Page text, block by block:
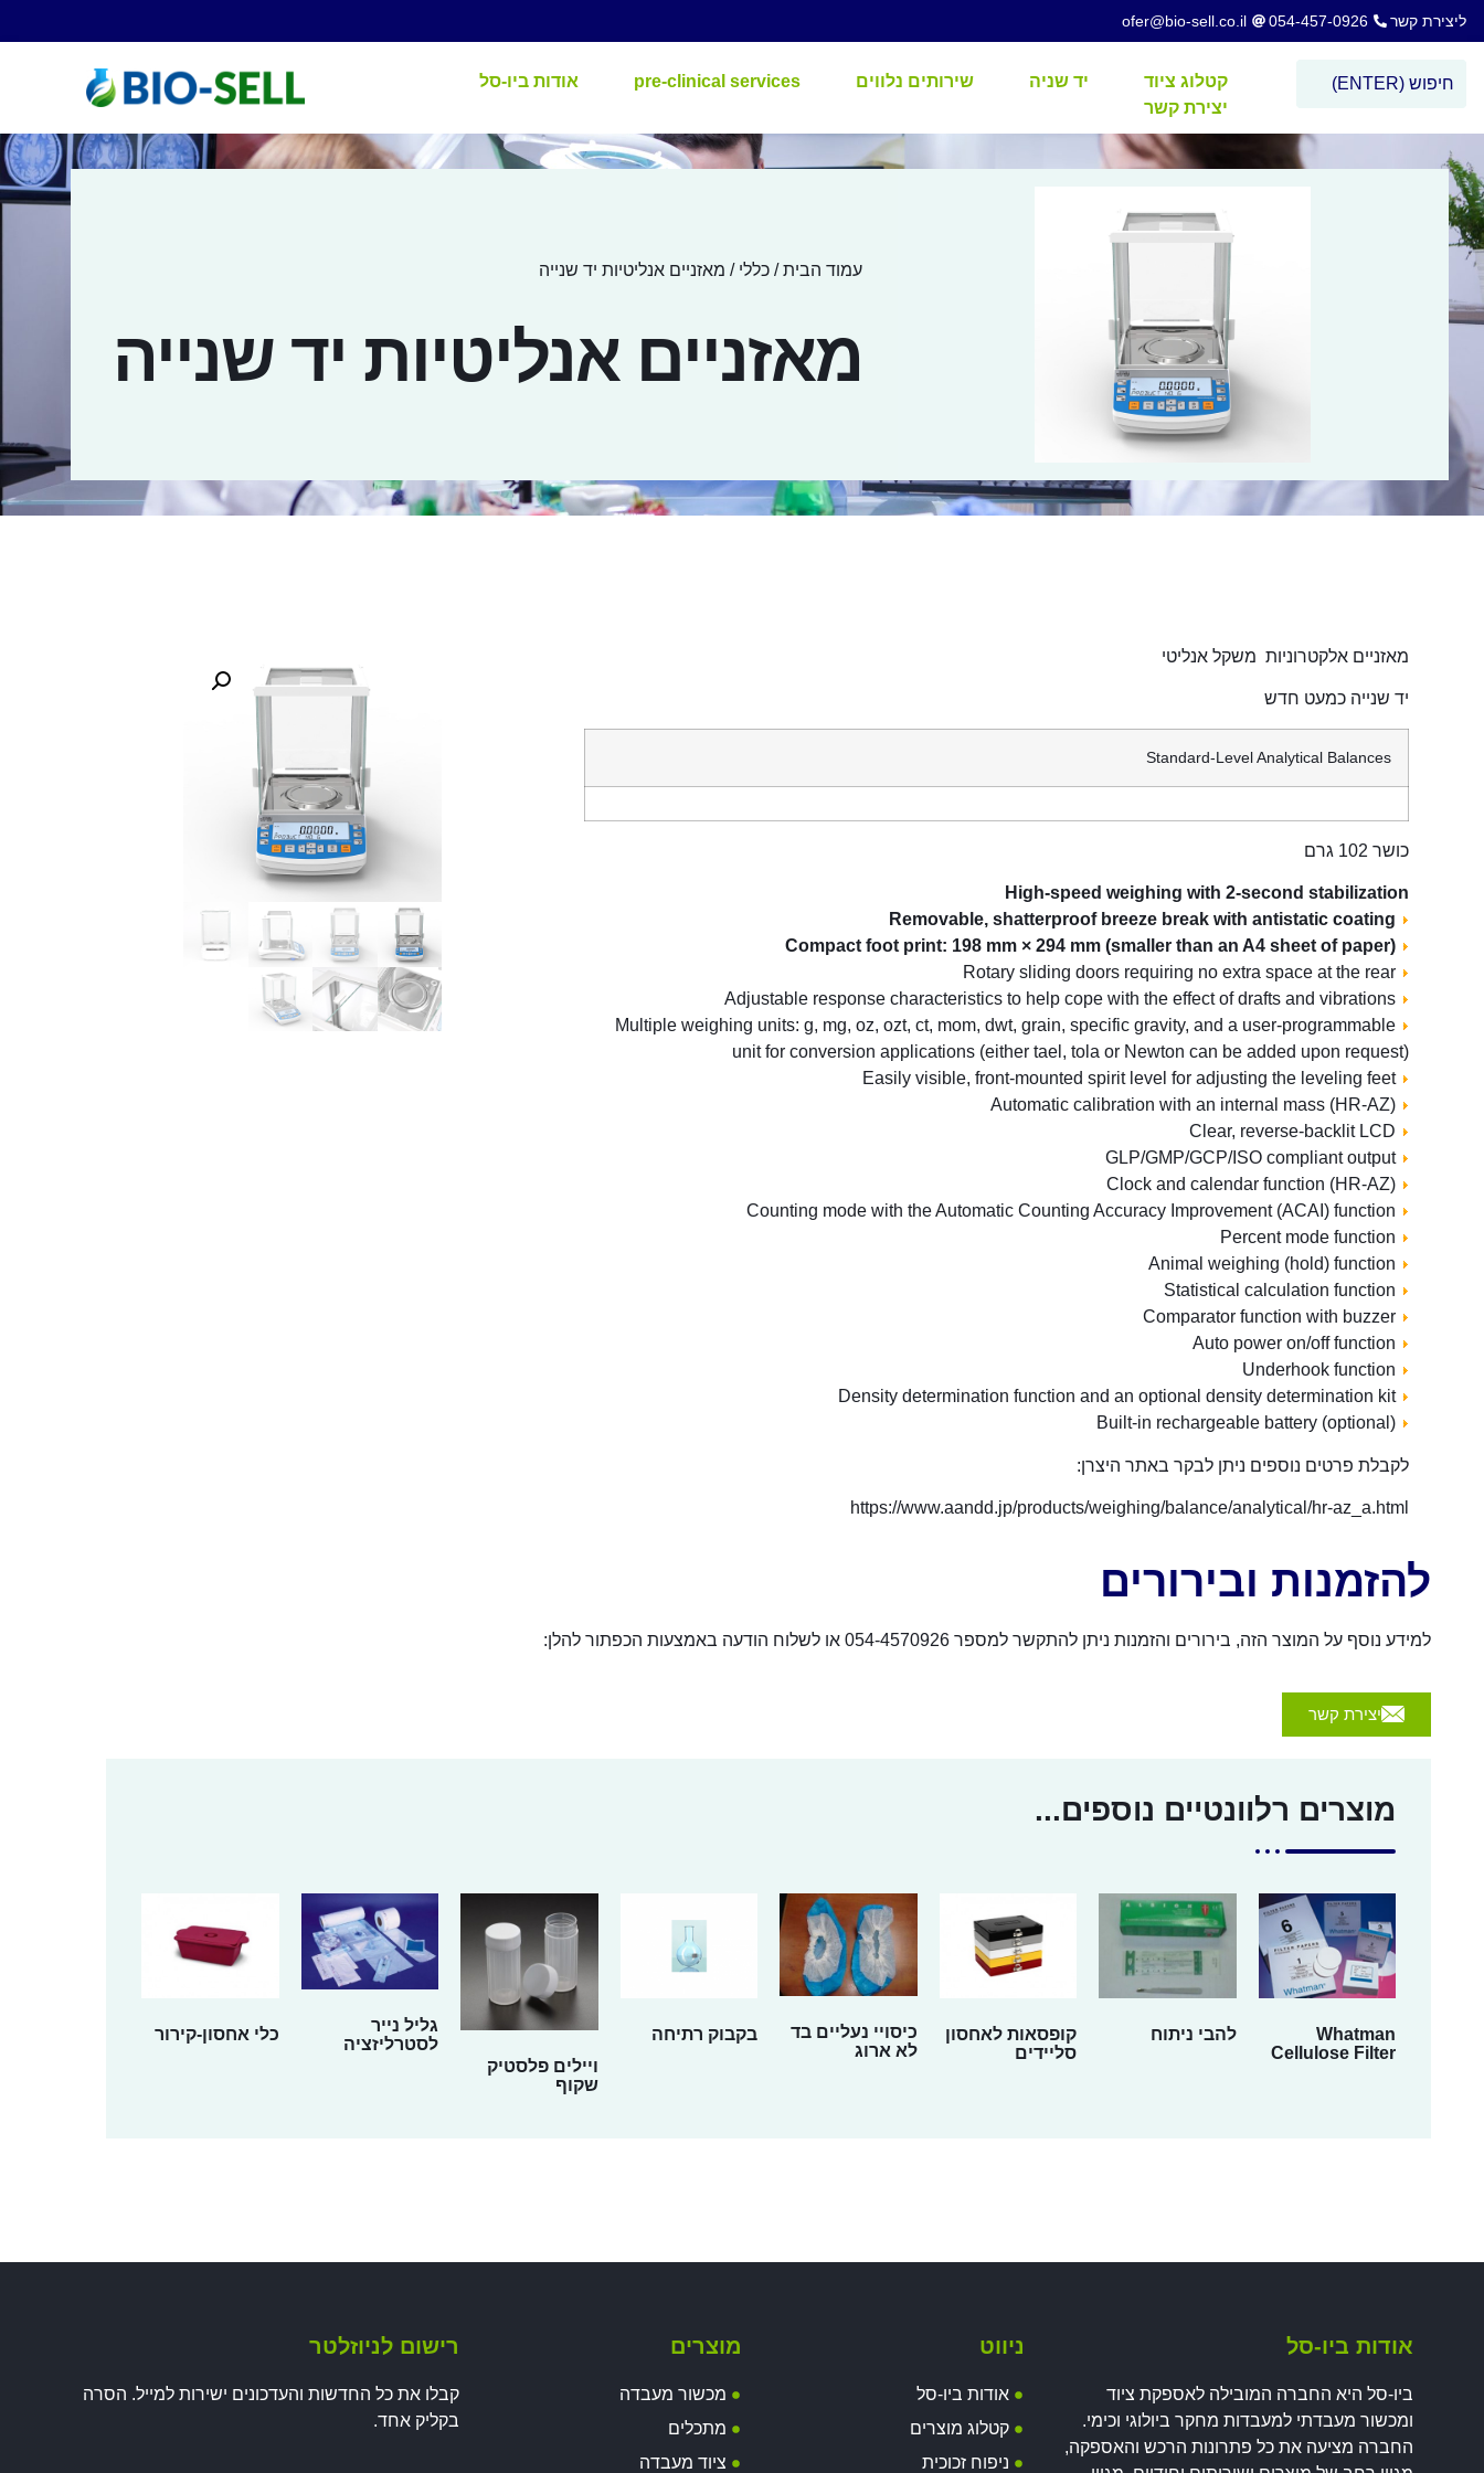
ליצירת קשר 054-457-0926
ofer@bio-sell.co.il
קטלוג ציוד יד שניה שירותים נלווים pre-clinical services
אודות ביו-סל
יצירת קשר
עמוד הבית/כללי / מאזניים אנליטיות יד שנייה
מאזניים אנליטיות יד שנייה
מאזניים אלקטרוניות משקל אנליטי
יד שנייה כמעט חדש
Standard-Level Analytical Balances
כושר 102 גרם
High-speed weighing with 2-second stabilization
Multiple weighing units: g, mg, oz, ozt, ct, mom, dwt, grain, specific gravity, and a user-programmable
unit for conversion applications (either tael, tola or Newton can be added upon request)
Easily visible, front-mounted spirit level for adjusting the leveling feet
GLP/GMP/GCP/ISO compliant output
Density determination function and an optional density determination kit
לקבלת פרטים נוספים ניתן לבקר באתר היצרן:
https://www.aandd.jp/products/weighing/balance/analytical/hr-az_a.html
להזמנות ובירורים
למידע נוסף על המוצר הזה, בירורים והזמנות ניתן להתקשר למספר 054-4570926 או לשלוח הודעה באמצעות הכפתור להלן:
יצירת קשר
מוצרים רלוונטיים נוספים...
Whatman
Cellulose Filter
להבי ניתוח
קופסאות לאחסון
סליידים
כיסויי נעליים בד
לא ארוג
בקבוק רתיחה
ויילים פלסטיק
שקוף
גליל נייר
לסטרליזציה
כלי אחסון-קירור
אודות ביו-סל
ביו-סל היא החברה המובילה לאספקת ציוד
ומכשור מעבדתי למעבדות מחקר ביולוגי וכימי.
החברה מציעה את כל פתרונות הרכש והאספקה,
ניווט
אודות ביו-סל
קטלוג מוצרים
ניפוח זכוכית
מוצרים
מכשור מעבדה
מתכלים
ציוד מעבדה
רישום לניוזלטר
קבלו את כל החדשות והעדכונים ישירות למייל. הסרה
בקליק אחד.